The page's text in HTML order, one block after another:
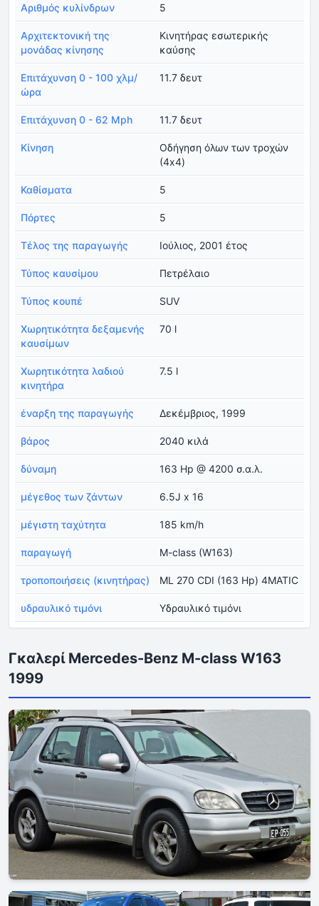
Αριθμός κυλίνδρων 5
Αρχιτεκτονική της
μονάδας κίνησης
Κινητήρας εσωτερικής
καύσης
Επιτάχυνση 0 - 100 χλμ/
ώρα
11.7 δευτ
Επιτάχυνση 0 - 62 Mph 11.7 δευτ
Κίνηση
Οδήγηση όλων των τροχών
(4x4)
Καθίσματα 5
Πόρτες 5
Τέλος της παραγωγής Ιούλιος, 2001 έτος
Τύπος καυσίμου Πετρέλαιο
Τύπος κουπέ SUV
Χωρητικότητα δεξαμενής
καυσίμων
70 l
Χωρητικότητα λαδιού
κινητήρα
7.5 l
έναρξη της παραγωγής Δεκέμβριος, 1999
βάρος 2040 κιλά
δύναμη 163 Hp @ 4200 σ.α.λ.
μέγεθος των ζάντων 6.5J x 16
μέγιστη ταχύτητα 185 km/h
παραγωγή M-class (W163)
τροποποιήσεις (κινητήρας) ML 270 CDI (163 Hp) 4MATIC
υδραυλικό τιμόνι Υδραυλικό τιμόνι
Γκαλερί Mercedes-Benz M-class W163
1999